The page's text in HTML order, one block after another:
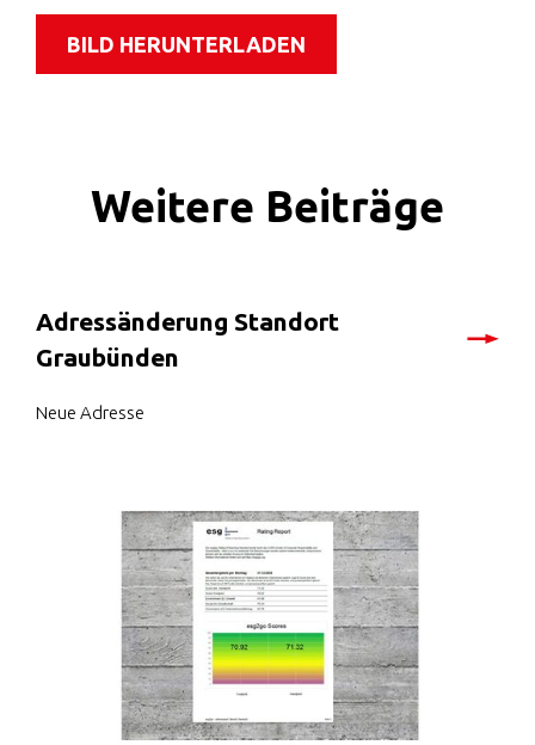
BILD HERUNTERLADEN
Weitere Beiträge
Adressänderung Standort
Graubünden
Neue Adresse